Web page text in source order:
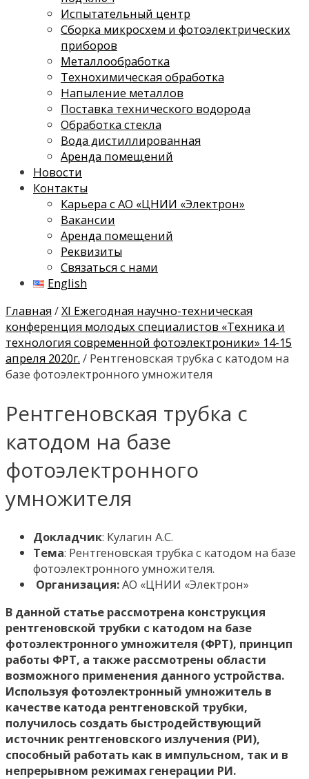
Испытательный центр
Сборка микросхем и фотоэлектрических
приборов
Металлообработка
Технохимическая обработка
Напыление металлов
Поставка технического водорода
Обработка стекла
Вода дистиллированная
Аренда помещений
Новости
Контакты
Карьера с АО «ЦНИИ «Электрон»
Вакансии
Аренда помещений
Реквизиты
Связаться с нами
English
Главная/XI Ежегодная научно-техническая
конференция молодых специалистов «Техника и
технология современной фотоэлектроники» 14-15
апреля 2020г. / Рентгеновская трубка с катодом на
базе фотоэлектронного умножителя
Рентгеновская трубка с
катодом на базе
фотоэлектронного
умножителя
Докладчик: Кулагин А.С.
Тема: Рентгеновская трубка с катодом на базе
фотоэлектронного умножителя.
Организация:АО «ЦНИИ «Электрон»
В данной статье рассмотрена конструкция
рентгеновской трубки с катодом на базе
фотоэлектронного умножителя (ФРТ), принцип
работы ФРТ, а также рассмотрены области
возможного применения данного устройства.
Используя фотоэлектронный умножитель в
качестве катода рентгеновской трубки,
получилось создать быстродействующий
источник рентгеновского излучения (РИ),
способный работать как в импульсном, так и в
непрерывном режимах генерации РИ.